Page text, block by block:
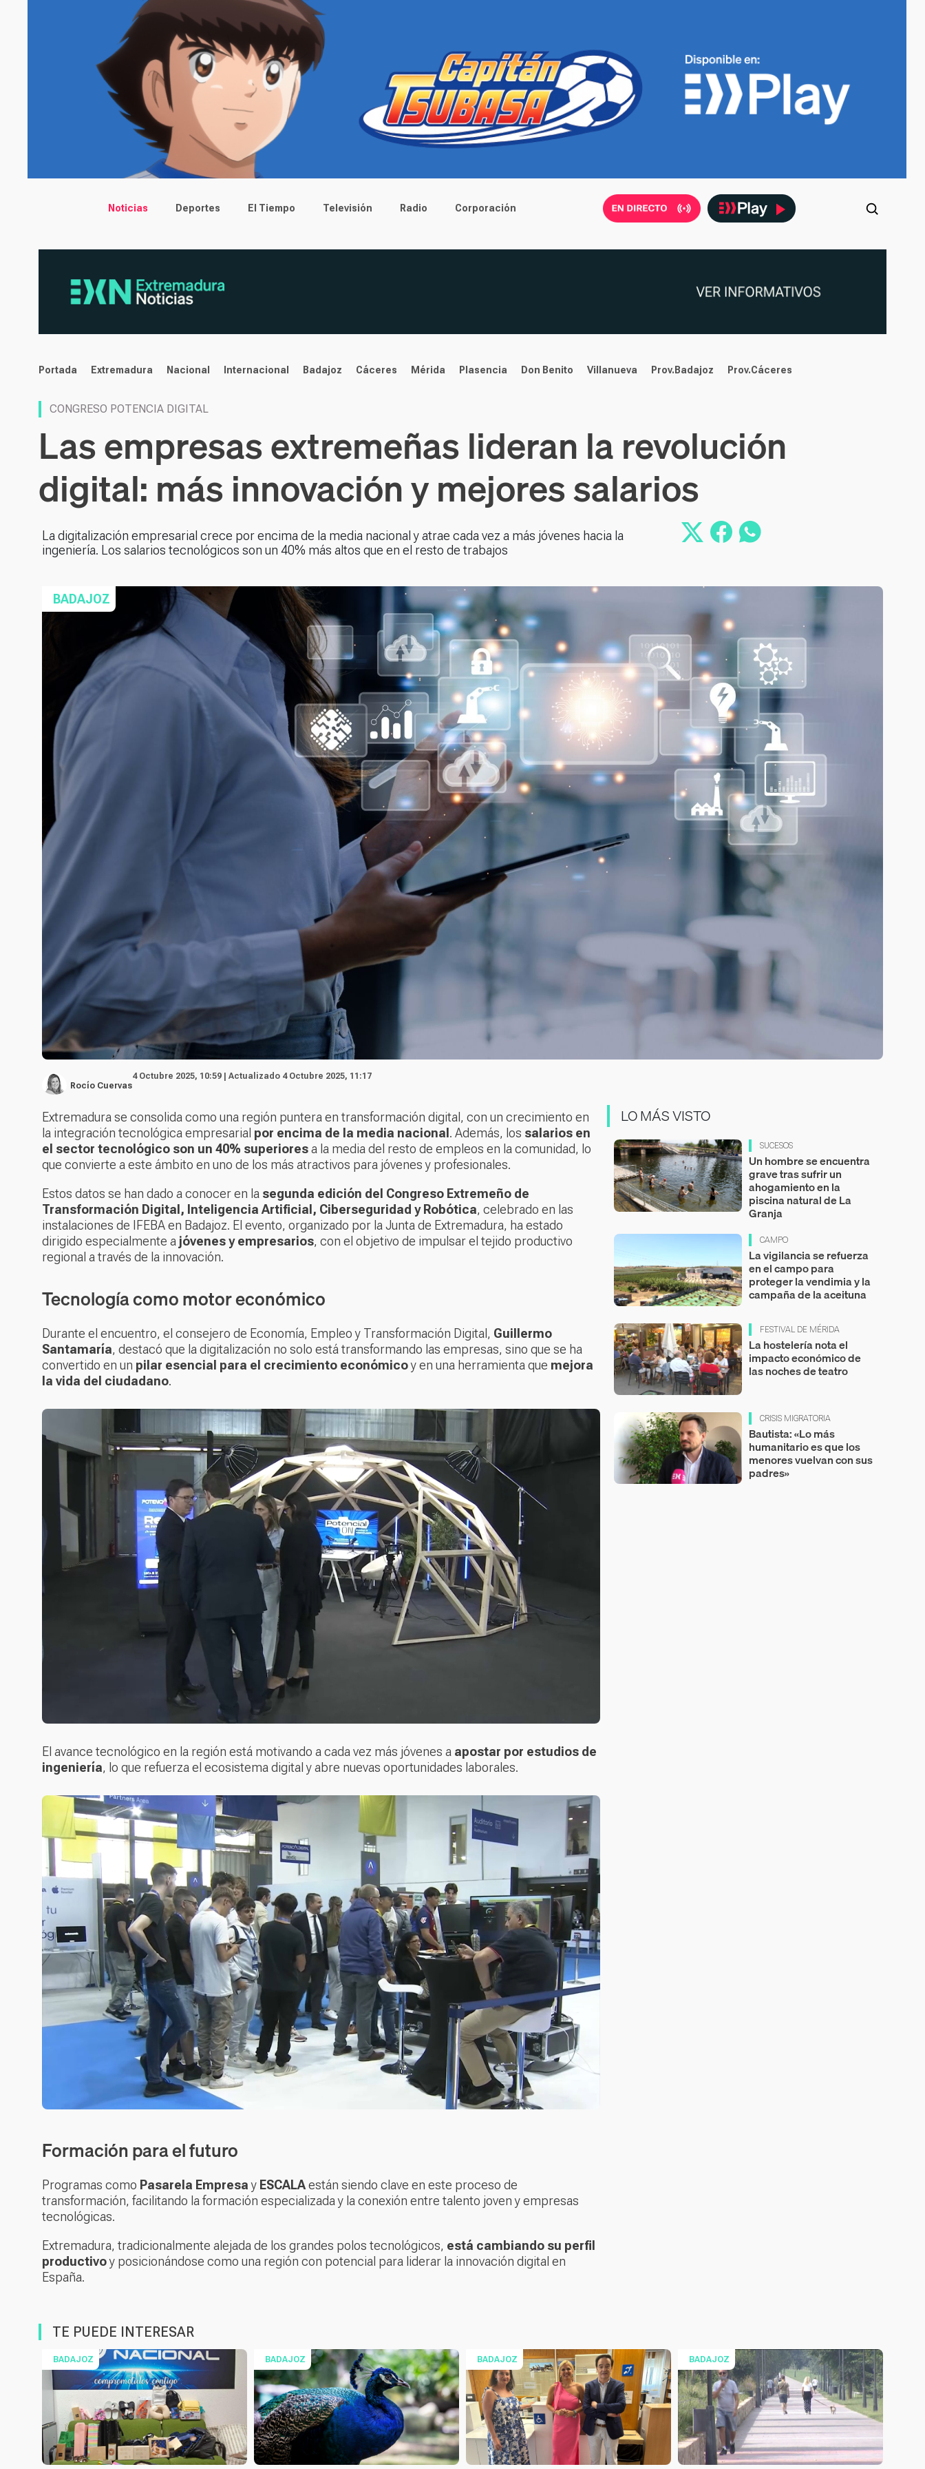
Main menu
Noticias Deportes El Tiempo Televisión Radio Corporación
noticias
Portada Extremadura Nacional Internacional Badajoz Cáceres Mérida Plasencia Don Benito Villanueva Prov.Badajoz Prov.Cáceres
CONGRESO POTENCIA DIGITAL
Las empresas extremeñas lideran la revolución
digital: más innovación y mejores salarios
La digitalización empresarial crece por encima de la media nacional y atrae cada vez a más jóvenes hacia la
ingeniería. Los salarios tecnológicos son un 40% más altos que en el resto de trabajos
BADAJOZ
Rocío Cuervas
4 Octubre 2025, 10:59 | Actualizado 4 Octubre 2025, 11:17
Extremadura se consolida como una región puntera en transformación digital, con un crecimiento en
la integración tecnológica empresarial por encima de la media nacional . Además, los salarios en
el sector tecnológico son un 40% superioresa la media del resto de empleos en la comunidad, lo
que convierte a este ámbito en uno de los más atractivos para jóvenes y profesionales.
Estos datos se han dado a conocer en la segunda edición del Congreso Extremeño de
Transformación Digital, Inteligencia Artificial, Ciberseguridad y Robótica, celebrado en las
instalaciones de IFEBA en Badajoz. El evento, organizado por la Junta de Extremadura, ha estado
dirigido especialmente a jóvenes y empresarios, con el objetivo de impulsar el tejido productivo
regional a través de la innovación.
Tecnología como motor económico
Durante el encuentro, el consejero de Economía, Empleo y Transformación Digital, Guillermo
Santamaría, destacó que la digitalización no solo está transformando las empresas, sino que se ha
convertido en un pilar esencial para el crecimiento económicoy en una herramienta que mejora
la vida del ciudadano.
El avance tecnológico en la región está motivando a cada vez más jóvenes a apostar por estudios de
ingeniería, lo que refuerza el ecosistema digital y abre nuevas oportunidades laborales.
Formación para el futuro
Programas como Pasarela Empresay ESCALAestán siendo clave en este proceso de
transformación, facilitando la formación especializada y la conexión entre talento joven y empresas
tecnológicas.
Extremadura, tradicionalmente alejada de los grandes polos tecnológicos, está cambiando su perfil
productivoy posicionándose como una región con potencial para liderar la innovación digital en
España.
LO MÁS VISTO
SUCESOS
Un hombre se encuentra
grave tras sufrir un
ahogamiento en la
piscina natural de La
Granja
CAMPO
La vigilancia se refuerza
en el campo para
proteger la vendimia y la
campaña de la aceituna
FESTIVAL DE MÉRIDA
La hostelería nota el
impacto económico de
las noches de teatro
CRISIS MIGRATORIA
Bautista: «Lo más
humanitario es que los
menores vuelvan con sus
padres»
TE PUEDE INTERESAR
BADAJOZ BADAJOZ BADAJOZ BADAJOZ